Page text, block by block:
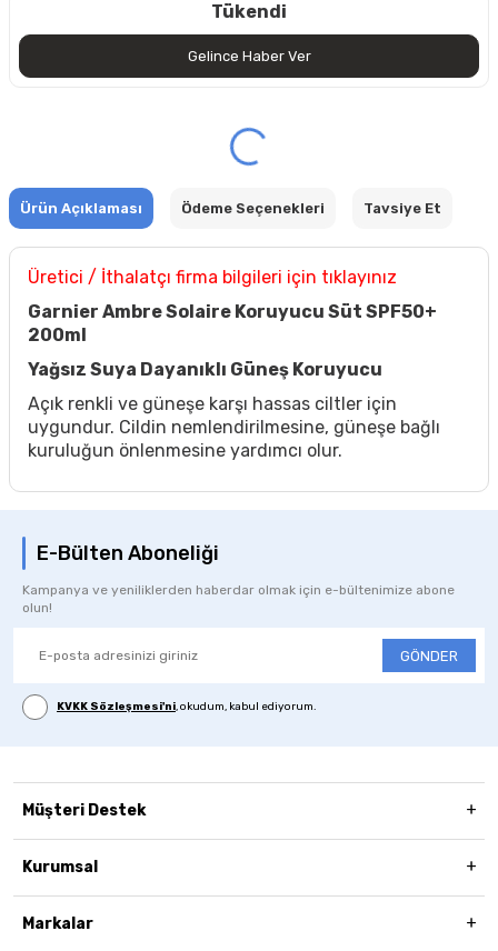
Tükendi
Gelince Haber Ver
Ürün Açıklaması Ödeme Seçenekleri Tavsiye Et
Üretici / İthalatçı firma bilgileri için tıklayınız
Garnier Ambre Solaire Koruyucu Süt SPF50+
200ml
Yağsız Suya Dayanıklı Güneş Koruyucu
Açık renkli ve güneşe karşı hassas ciltler için
uygundur. Cildin nemlendirilmesine, güneşe bağlı
kuruluğun önlenmesine yardımcı olur.
E-Bülten Aboneliği
Kampanya ve yeniliklerden haberdar olmak için e-bültenimize abone
olun!
GÖNDER
KVKK Sözleşmesi'ni, okudum, kabul ediyorum.
Müşteri Destek
Kurumsal
Markalar